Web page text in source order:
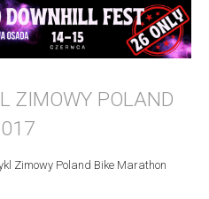
ZIMOWY POLAND
Zimowy Poland Bike Marathon